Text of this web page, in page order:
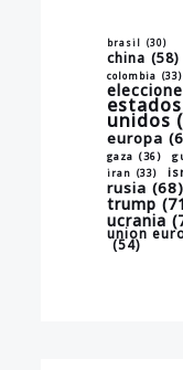
brasil (30)
china (58)
colombia (33)
estados
unidos
europa
gaza (36)
iran (33)
rusia (68)
trump
ucrania
union
(54)